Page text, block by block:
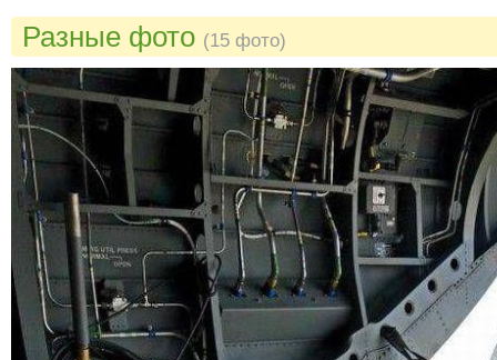
Разные фото (15 фото)